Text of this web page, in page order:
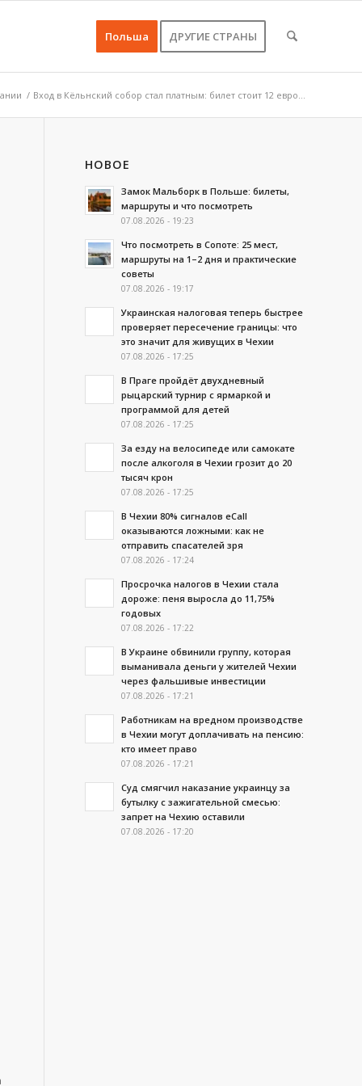
Польша ДРУГИЕ СТРАНЫ
/ Вход в Кёльнский собор стал платным: билет стоит 12 евро...
НОВОЕ
Замок Мальборк в Польше: билеты,
маршруты и что посмотреть
07.08.2026 - 19:23
Что посмотреть в Сопоте: 25 мест,
маршруты на 1–2 дня и практические
советы
07.08.2026 - 19:17
Украинская налоговая теперь быстрее
проверяет пересечение границы: что
это значит для живущих в Чехии
07.08.2026 - 17:25
В Праге пройдёт двухдневный
рыцарский турнир с ярмаркой и
программой для детей
07.08.2026 - 17:25
За езду на велосипеде или самокате
после алкоголя в Чехии грозит до 20
тысяч крон
07.08.2026 - 17:25
В Чехии 80% сигналов eCall
оказываются ложными: как не
отправить спасателей зря
07.08.2026 - 17:24
Просрочка налогов в Чехии стала
дороже: пеня выросла до 11,75%
годовых
07.08.2026 - 17:22
В Украине обвинили группу, которая
выманивала деньги у жителей Чехии
через фальшивые инвестиции
07.08.2026 - 17:21
Работникам на вредном производстве
в Чехии могут доплачивать на пенсию:
кто имеет право
07.08.2026 - 17:21
Суд смягчил наказание украинцу за
бутылку с зажигательной смесью:
запрет на Чехию оставили
07.08.2026 - 17:20